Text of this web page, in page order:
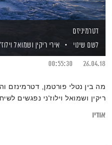
דטרמיניזם
לשם שינוי
אירי ריקין ושמואל
26.04.18
00:55:30
מה בין נטלי פורטמן, דטרמינזם
ריקין ושמואל וילוז'ני נפגשים
אודיו